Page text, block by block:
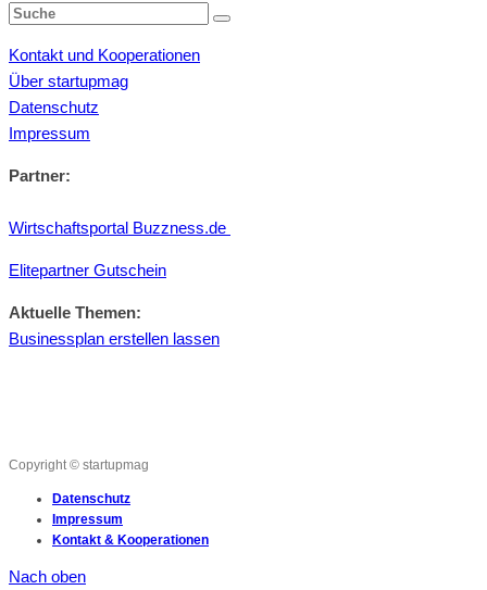
Kontakt und Kooperationen
Über startupmag
Datenschutz
Impressum
Partner:
Wirtschaftsportal Buzzness.de
Elitepartner Gutschein
Aktuelle Themen:
Businessplan erstellen lassen
Copyright © startupmag
Datenschutz
Impressum
Kontakt & Kooperationen
Nach oben